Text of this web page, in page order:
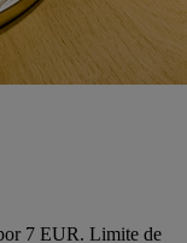
7 EUR. Limite de